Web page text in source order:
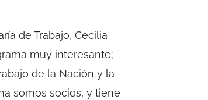
de Trabajo, Cecilia
muy interesante;
de la Nación y la
somos socios, y tiene